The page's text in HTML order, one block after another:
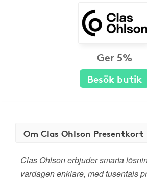
Ger 5%
Besök butik
Om Clas Ohlson Presentkort
Clas Ohlson erbjuder smarta
vardagen enklare, med tusentals